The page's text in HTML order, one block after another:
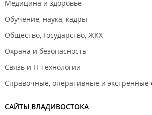
Медицина и здоровье
Обучение, наука, кадры
Общество, Государство, ЖКХ
Охрана и безопасность
Связь и IT технологии
Справочные, оперативные и экстренные
САЙТЫ ВЛАДИВОСТОКА